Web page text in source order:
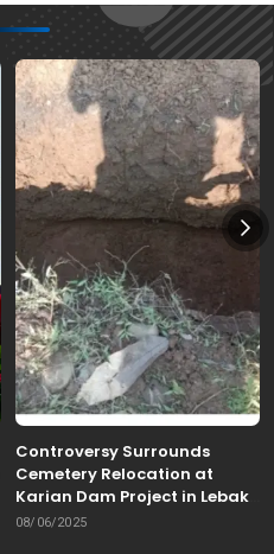
Controversy Surrounds
Cemetery Relocation at
Karian Dam Project in Lebak,
Banten
08/06/2025